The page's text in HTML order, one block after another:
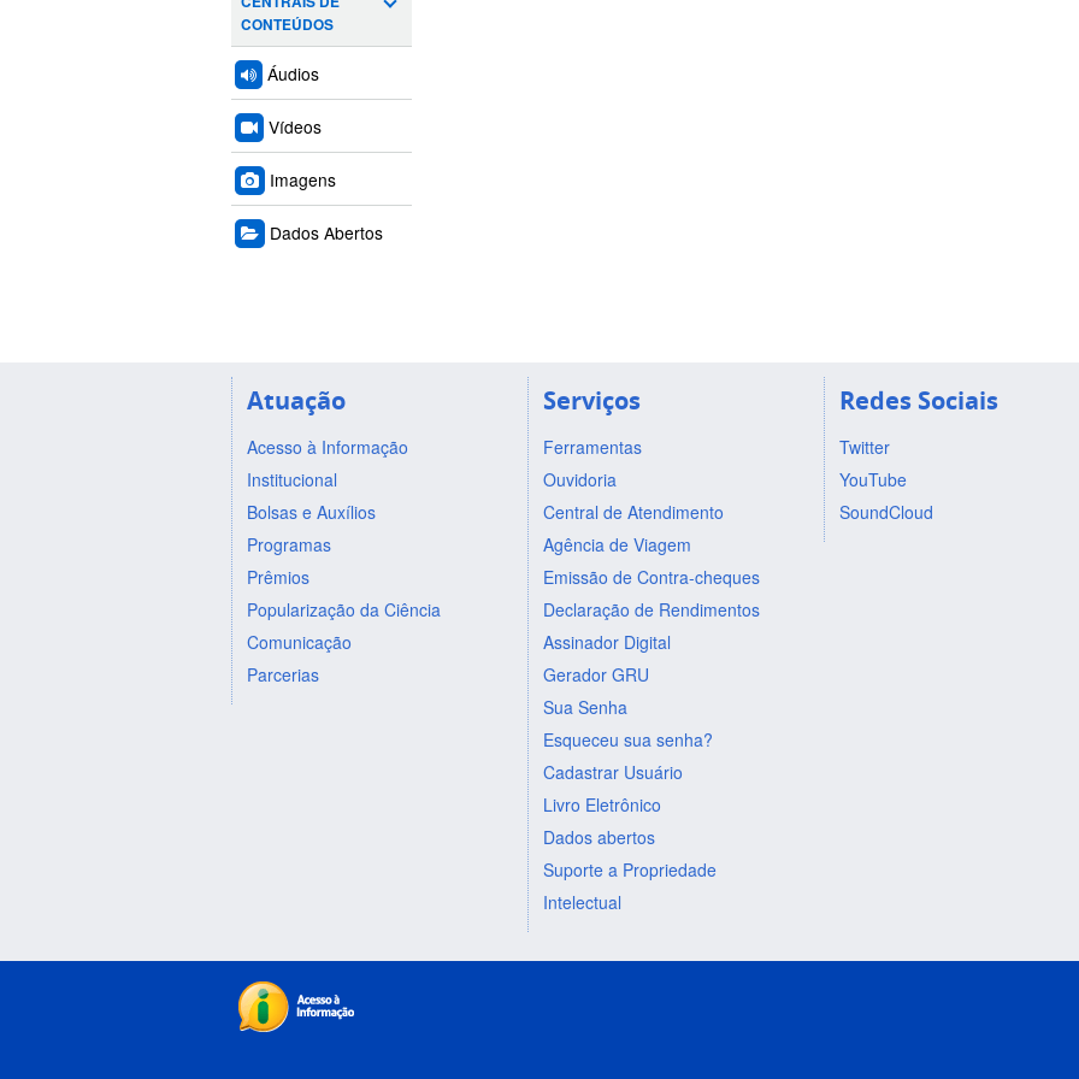
CONTEÚDOS
Áudios
Vídeos
Imagens
Dados Abertos
Atuação
Acesso à Informação
Institucional
Bolsas e Auxílios
Programas
Prêmios
Popularização da Ciência
Comunicação
Parcerias
Serviços
Ferramentas
Ouvidoria
Central de Atendimento
Agência de Viagem
Emissão de Contra-cheques
Declaração de Rendimentos
Assinador Digital
Gerador GRU
Sua Senha
Esqueceu sua senha?
Cadastrar Usuário
Livro Eletrônico
Dados abertos
Suporte a Propriedade
Intelectual
Redes Sociais
Twitter
YouTube
SoundCloud